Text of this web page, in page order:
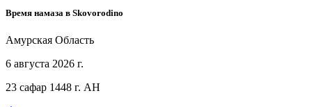
Время намаза в Skovorodino
Амурская Область
6 августа 2026 г.
23 сафар 1448 г. AH